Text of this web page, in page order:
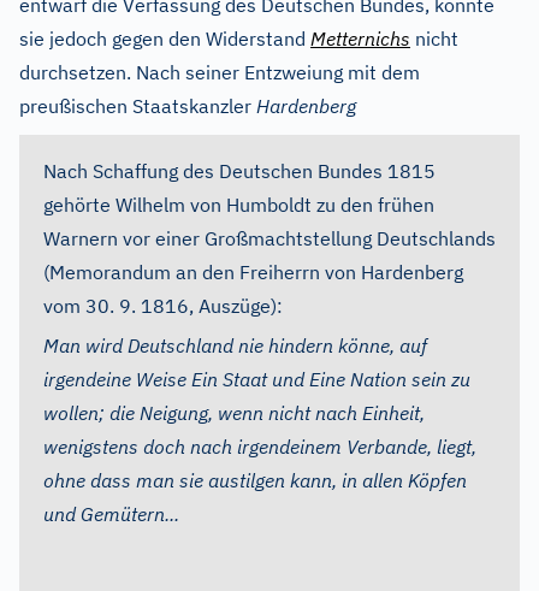
entwarf die Verfassung des Deutschen Bundes, konnte
sie jedoch gegen den Widerstand Metternichs nicht
durchsetzen. Nach seiner Entzweiung mit dem
preußischen Staatskanzler Hardenberg
Nach Schaffung des Deutschen Bundes 1815
gehörte Wilhelm von Humboldt zu den frühen
Warnern vor einer Großmachtstellung Deutschlands
(Memorandum an den Freiherrn von Hardenberg
vom 30. 9. 1816, Auszüge):
Man wird Deutschland nie hindern könne, auf
irgendeine Weise Ein Staat und Eine Nation sein zu
wollen; die Neigung, wenn nicht nach Einheit,
wenigstens doch nach irgendeinem Verbande, liegt,
ohne dass man sie austilgen kann, in allen Köpfen
und Gemütern...